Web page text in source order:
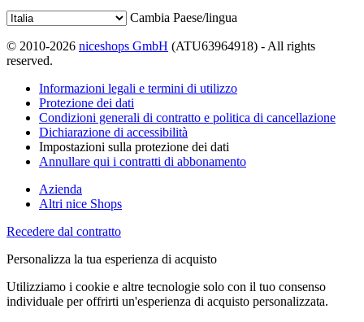
Cambia Paese/lingua
© 2010-2026 niceshops GmbH (ATU63964918) - All rights
reserved.
Informazioni legali e termini di utilizzo
Protezione dei dati
Condizioni generali di contratto e politica di cancellazione
Dichiarazione di accessibilità
Impostazioni sulla protezione dei dati
Annullare qui i contratti di abbonamento
Azienda
Altri nice Shops
Recedere dal contratto
Personalizza la tua esperienza di acquisto
Utilizziamo i cookie e altre tecnologie solo con il tuo consenso
individuale per offrirti un'esperienza di acquisto personalizzata.